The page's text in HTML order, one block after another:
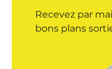
Recevez par
bons plans